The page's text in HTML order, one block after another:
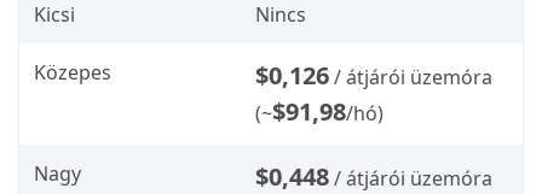
Kicsi Nincs
Közepes $0,126/ átjárói üzemóra
(~$91,98/hó)
Nagy $0,448/ átjárói üzemóra